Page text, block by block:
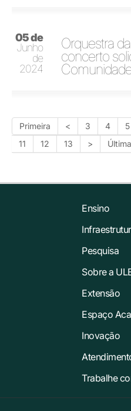
05 de
Junho
de
2024
Orquestra
concerto
Primeira < 3 4 5
11
12 13 > Última
Ensino
Pesquisa
Sobre a
Extensão
Espaço
Inovação
Trabalhe